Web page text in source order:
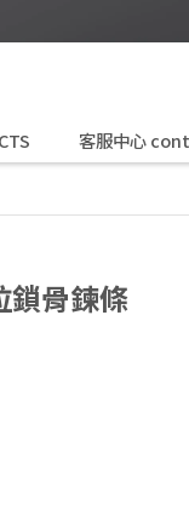
客服中心
骨鍊條